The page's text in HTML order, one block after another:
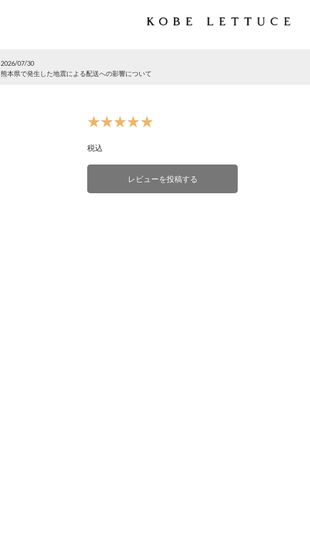
2026/07/30
熊本県で発生した地震による配送への影響について
★★★★★
★★★★★
税込
レビューを投稿する